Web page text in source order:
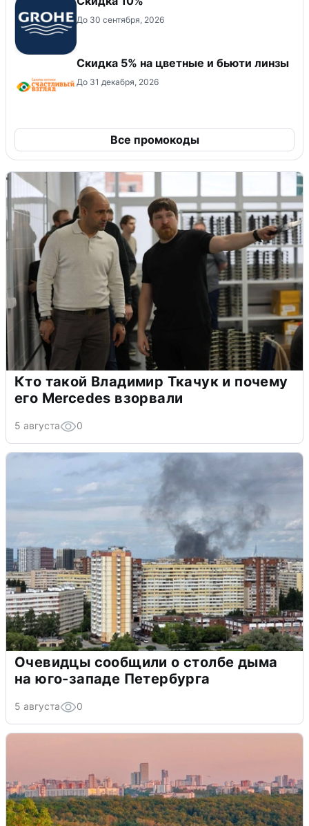
До 30 сентября, 2026
Скидка 5% на цветные и бьюти линзы
До 31 декабря, 2026
Все промокоды
Кто такой Владимир Ткачук и почему
его Mercedes взорвали
5 августа 0
Очевидцы сообщили о столбе дыма
на юго-западе Петербурга
5 августа 0